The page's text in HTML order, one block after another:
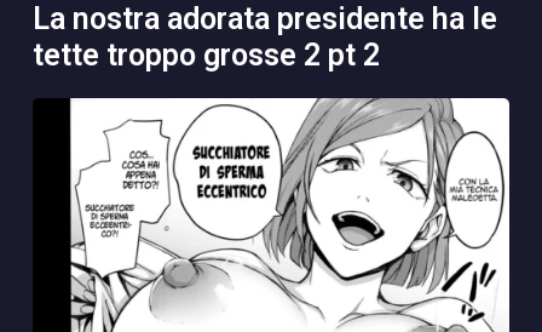
la nostra adorata presidente ha le
tette troppo grosse 2 pt 2